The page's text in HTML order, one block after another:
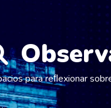
para reﬂexionar